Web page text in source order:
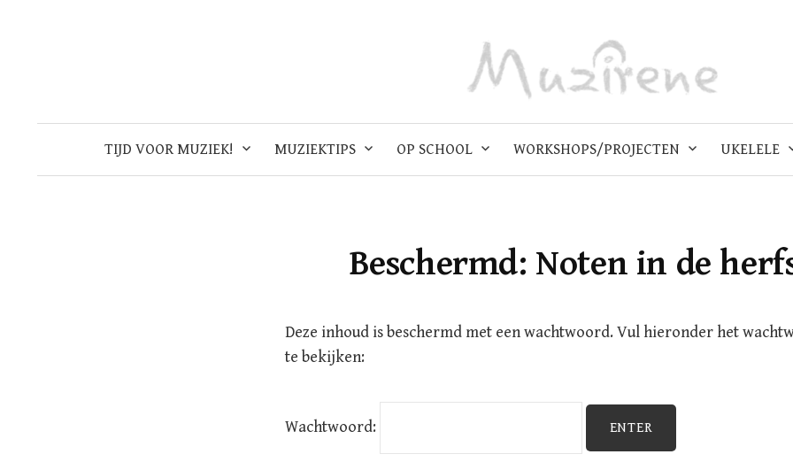
TIJD VOOR MUZIEK! MUZIEKTIPS OP SCHOOL WORKSHOPS/PROJECTEN UKELELE
Beschermd: Noten in de
Deze inhoud is beschermd met een wachtwoord. Vul hieronder het
te bekijken:
Wachtwoord: